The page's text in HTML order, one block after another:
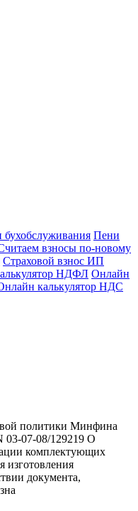
бухобслуживания Пени
взносы по-новому
Страховой взнос ИП
НДФЛ Онлайн
калькулятор НДС
политики Минфина
03-07-08/129219 О
комплектующих
изготовления
документа,